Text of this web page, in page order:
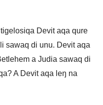
Devit aqa qure
sawaq di unu. Devit aqa
a Judia sawaq di
A Devit aqa leŋ na